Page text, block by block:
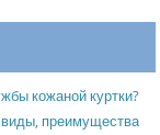
кожаной куртки?
преимущества